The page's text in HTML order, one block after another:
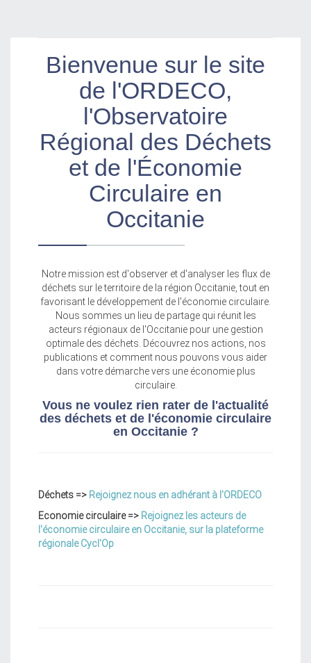
Bienvenue sur le site
de l'ORDECO,
l'Observatoire
Régional des Déchets
et de l'Économie
Circulaire en
Occitanie
Notre mission est d'observer et d'analyser les flux de
déchets sur le territoire de la région Occitanie, tout en
favorisant le développement de l'économie circulaire.
Nous sommes un lieu de partage qui réunit les
acteurs régionaux de l'Occitanie pour une gestion
optimale des déchets. Découvrez nos actions, nos
publications et comment nous pouvons vous aider
dans votre démarche vers une économie plus
circulaire.
Vous ne voulez rien rater de l'actualité
des déchets et de l'économie circulaire
en Occitanie ?
Déchets => Rejoignez nous en adhérant à l'ORDECO
Economie circulaire => Rejoignez les acteurs de
l'économie circulaire en Occitanie, sur la plateforme
régionale Cycl'Op